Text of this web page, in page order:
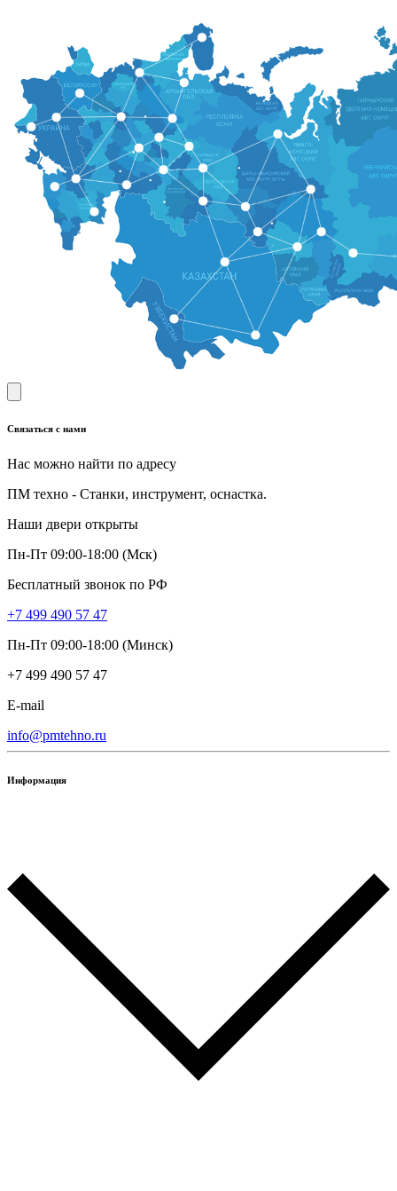
Связаться с нами
Нас можно найти по адресу
ПМ техно - Станки, инструмент, оснастка.
Наши двери открыты
Пн-Пт 09:00-18:00 (Мск)
Бесплатный звонок по РФ
+7 499 490 57 47
Пн-Пт 09:00-18:00 (Минск)
+7 499 490 57 47
E-mail
info@pmtehno.ru
Информация